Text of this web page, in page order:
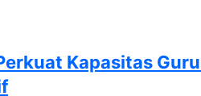
Kapasitas